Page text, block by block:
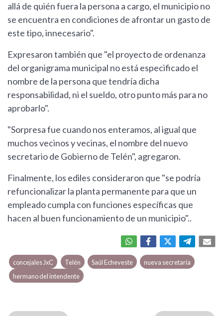
allá de quién fuera la persona a cargo, el municipio no
se encuentra en condiciones de afrontar un gasto de
este tipo, innecesario".
Expresaron también que "el proyecto de ordenanza
del organigrama municipal no está especificado el
nombre de la persona que tendría dicha
responsabilidad, ni el sueldo, otro punto más para no
aprobarlo".
"Sorpresa fue cuando nos enteramos, al igual que
muchos vecinos y vecinas, el nombre del nuevo
secretario de Gobierno de Telén", agregaron.
Finalmente, los ediles consideraron que "se podría
refuncionalizar la planta permanente para que un
empleado cumpla con funciones específicas que
hacen al buen funcionamiento de un municipio"..
concejales JxC Telén Saúl Echeveste
nueva secretaría
hermano del intendente